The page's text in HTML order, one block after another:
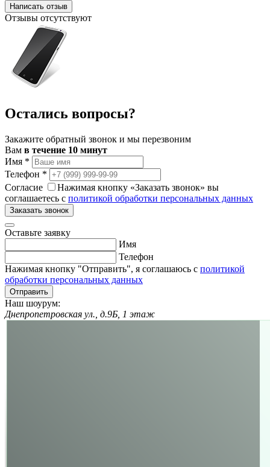
Написать отзыв
Отзывы отсутствуют
Остались вопросы?
Закажите обратный звонок и мы перезвоним
Вам в течение 10 минут
Имя *
Телефон *
Согласие
Нажимая кнопку «Заказать звонок» вы
соглашаетесь с политикой обработки персональных данных
Заказать звонок
Оставьте заявку
Имя
Телефон
Нажимая кнопку "Отправить", я соглашаюсь с политикой
обработки персональных данных
Отправить
Наш шоурум:
Днепропетровская ул., д.9Б, 1 этаж